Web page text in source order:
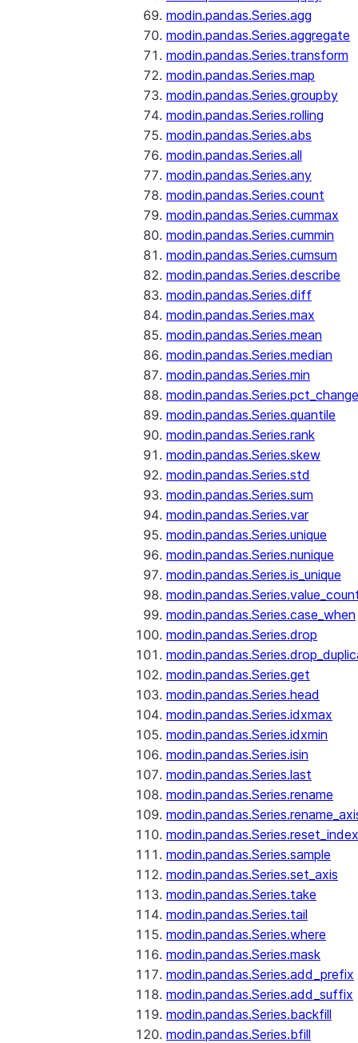
modin.pandas.Series.agg
modin.pandas.Series.aggregate
modin.pandas.Series.transform
modin.pandas.Series.map
modin.pandas.Series.groupby
modin.pandas.Series.rolling
modin.pandas.Series.abs
modin.pandas.Series.all
modin.pandas.Series.any
modin.pandas.Series.count
modin.pandas.Series.cummax
modin.pandas.Series.cummin
modin.pandas.Series.cumsum
modin.pandas.Series.describe
modin.pandas.Series.diff
modin.pandas.Series.max
modin.pandas.Series.mean
modin.pandas.Series.median
modin.pandas.Series.min
modin.pandas.Series.pct_change
modin.pandas.Series.quantile
modin.pandas.Series.rank
modin.pandas.Series.skew
modin.pandas.Series.std
modin.pandas.Series.sum
modin.pandas.Series.var
modin.pandas.Series.unique
modin.pandas.Series.nunique
modin.pandas.Series.is_unique
modin.pandas.Series.case_when
modin.pandas.Series.drop
modin.pandas.Series.get
modin.pandas.Series.head
modin.pandas.Series.idxmax
modin.pandas.Series.idxmin
modin.pandas.Series.isin
modin.pandas.Series.last
modin.pandas.Series.rename
modin.pandas.Series.reset_index
modin.pandas.Series.sample
modin.pandas.Series.set_axis
modin.pandas.Series.take
modin.pandas.Series.tail
modin.pandas.Series.where
modin.pandas.Series.mask
modin.pandas.Series.add_prefix
modin.pandas.Series.add_suffix
modin.pandas.Series.backfill
modin.pandas.Series.bfill